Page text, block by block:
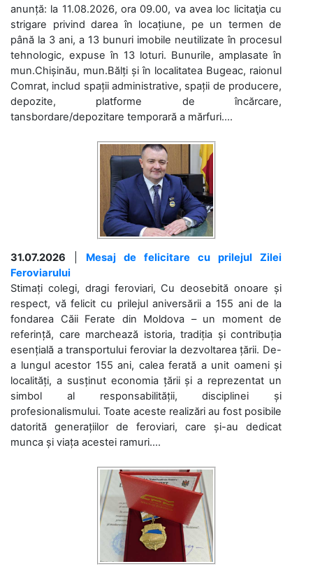
anunță: la 11.08.2026, ora 09.00, va avea loc licitaţia cu
strigare privind darea în locațiune, pe un termen de
până la 3 ani, a 13 bunuri imobile neutilizate în procesul
tehnologic, expuse în 13 loturi. Bunurile, amplasate în
mun.Chișinău, mun.Bălți și în localitatea Bugeac, raionul
Comrat, includ spații administrative, spații de producere,
depozite, platforme de încărcare,
tansbordare/depozitare temporară a mărfuri....
31.07.2026
Mesaj de felicitare cu prilejul Zilei
Feroviarului
Stimați colegi, dragi feroviari, Cu deosebită onoare și
respect, vă felicit cu prilejul aniversării a 155 ani de la
fondarea Căii Ferate din Moldova – un moment de
referință, care marchează istoria, tradiția și contribuția
esențială a transportului feroviar la dezvoltarea țării. De-
a lungul acestor 155 ani, calea ferată a unit oameni și
localități, a susținut economia țării și a reprezentat un
simbol al responsabilității, disciplinei și
profesionalismului. Toate aceste realizări au fost posibile
datorită generațiilor de feroviari, care și-au dedicat
munca și viața acestei ramuri....